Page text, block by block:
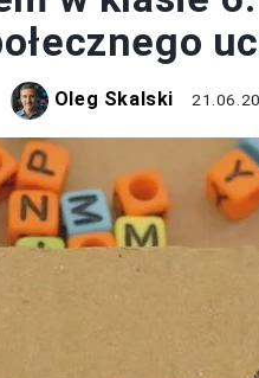
Oleg Skalski